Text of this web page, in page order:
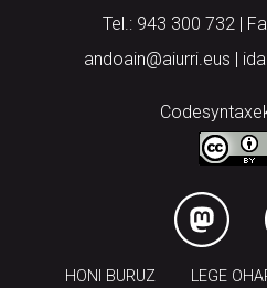
Tel.: 943 300 732 |
andoain@aiurri.eus |
HONI BURUZ LEGE